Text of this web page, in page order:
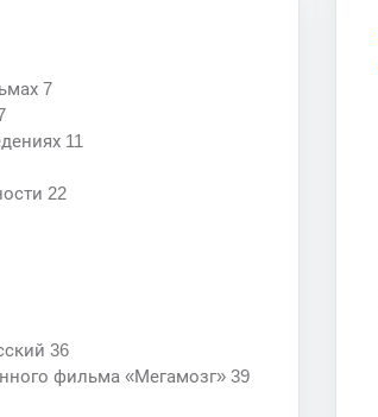
7
11
22
36
фильма «Мегамозг» 39